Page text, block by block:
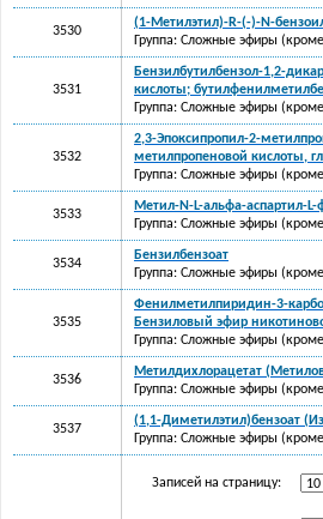
3530
(1-Метилэтил)-R-(-)-N-
Группа: Сложные эфиры
3531
Бензилбутилбензол-1,2-
кислоты;
Группа: Сложные эфиры
3532
2,3-Эпоксипропил-2-
метилпропеновой кислоты,
Группа: Сложные эфиры
3533
Метил-N-L-альфа-аспартил-
Группа: Сложные эфиры
3534
Бензилбензоат
Группа: Сложные эфиры
3535
Фенилметилпиридин-3-
Бензиловый эфир
Группа: Сложные эфиры
3536
Метилдихлорацетат
Группа: Сложные эфиры
3537
(1,1-Диметилэтил)бензоат
Группа: Сложные эфиры
Записей на страницу: